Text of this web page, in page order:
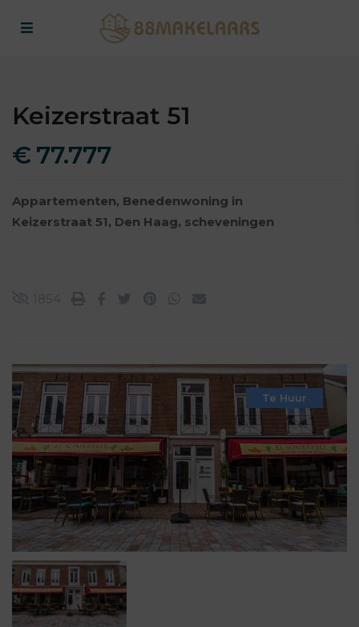
Keizerstraat 51
€ 77.777
Appartementen, Benedenwoning in
Keizerstraat 51, Den Haag, scheveningen
1854
Te Huur